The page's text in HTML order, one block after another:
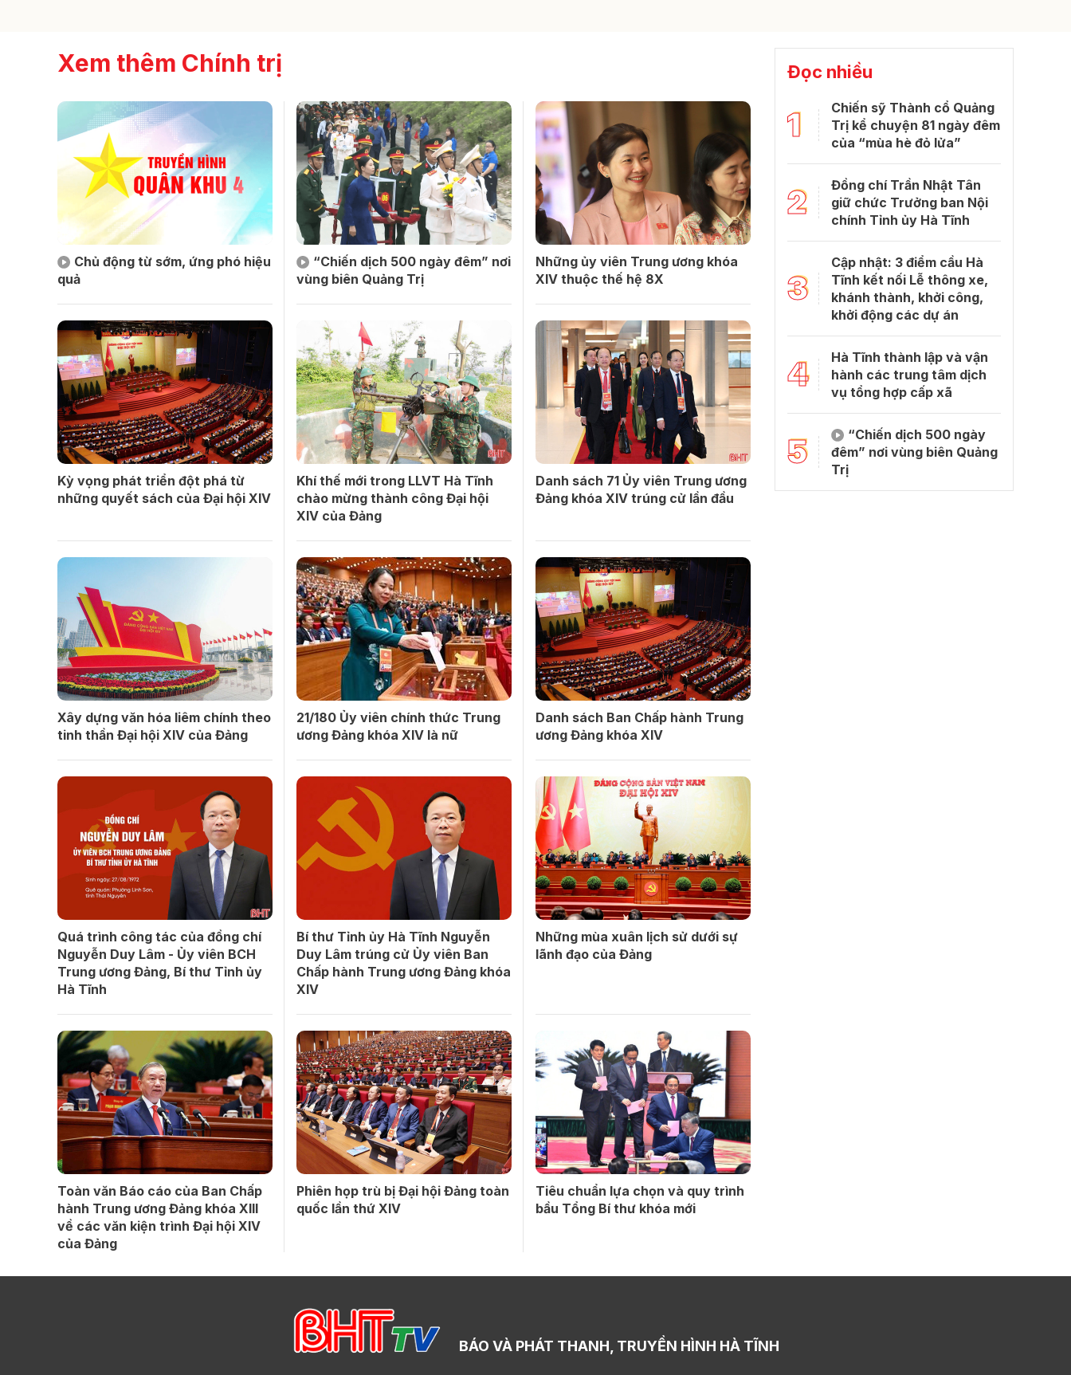
Xem thêm Chính trị
Chủ động từ sớm, ứng phó hiệu
quả
“Chiến dịch 500 ngày đêm” nơi
vùng biên Quảng Trị
Những ủy viên Trung ương khóa
XIV thuộc thế hệ 8X
Kỳ vọng phát triển đột phá từ
những quyết sách của Đại hội XIV
Khí thế mới trong LLVT Hà Tĩnh
chào mừng thành công Đại hội
XIV của Đảng
Danh sách 71 Ủy viên Trung ương
Đảng khóa XIV trúng cử lần đầu
Xây dựng văn hóa liêm chính theo
tinh thần Đại hội XIV của Đảng
21/180 Ủy viên chính thức Trung
ương Đảng khóa XIV là nữ
Danh sách Ban Chấp hành Trung
ương Đảng khóa XIV
Quá trình công tác của đồng chí
Nguyễn Duy Lâm - Ủy viên BCH
Trung ương Đảng, Bí thư Tỉnh ủy
Hà Tĩnh
Bí thư Tỉnh ủy Hà Tĩnh Nguyễn
Duy Lâm trúng cử Ủy viên Ban
Chấp hành Trung ương Đảng khóa
XIV
Những mùa xuân lịch sử dưới sự
lãnh đạo của Đảng
Toàn văn Báo cáo của Ban Chấp
hành Trung ương Đảng khóa XIII
về các văn kiện trình Đại hội XIV
của Đảng
Phiên họp trù bị Đại hội Đảng toàn
quốc lần thứ XIV
Tiêu chuẩn lựa chọn và quy trình
bầu Tổng Bí thư khóa mới
Đọc nhiều
1
Chiến sỹ Thành cổ Quảng
Trị kể chuyện 81 ngày đêm
của “mùa hè đỏ lửa”
2
Đồng chí Trần Nhật Tân
giữ chức Trưởng ban Nội
chính Tỉnh ủy Hà Tĩnh
3
Cập nhật: 3 điểm cầu Hà
Tĩnh kết nối Lễ thông xe,
khánh thành, khởi công,
khởi động các dự án
4
Hà Tĩnh thành lập và vận
hành các trung tâm dịch
vụ tổng hợp cấp xã
5
“Chiến dịch 500 ngày
đêm” nơi vùng biên Quảng
Trị
BÁO VÀ PHÁT THANH, TRUYỀN HÌNH HÀ TĨNH